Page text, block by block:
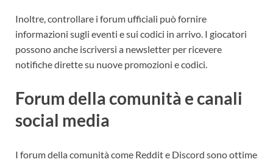
Inoltre, controllare i forum ufficiali può fornire
informazioni sugli eventi e sui codici in arrivo. I giocatori
possono anche iscriversi a newsletter per ricevere
notifiche dirette su nuove promozioni e codici.
Forum della comunità e canali
social media
I forum della comunità come Reddit e Discord sono ottime